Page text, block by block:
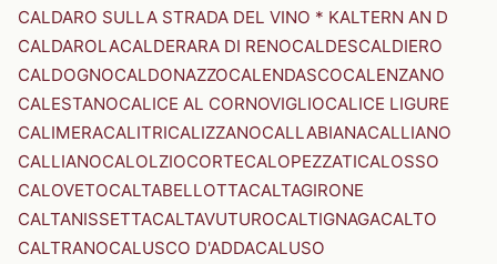
CALDARO SULLA STRADA DEL VINO * KALTERN AN D
CALDAROLACALDERARA DI RENOCALDESCALDIERO
CALDOGNOCALDONAZZOCALENDASCOCALENZANO
CALESTANOCALICE AL CORNOVIGLIOCALICE LIGURE
CALIMERACALITRICALIZZANOCALLABIANACALLIANO
CALLIANOCALOLZIOCORTECALOPEZZATICALOSSO
CALOVETOCALTABELLOTTACALTAGIRONE
CALTANISSETTACALTAVUTUROCALTIGNAGACALTO
CALTRANOCALUSCO D'ADDACALUSO